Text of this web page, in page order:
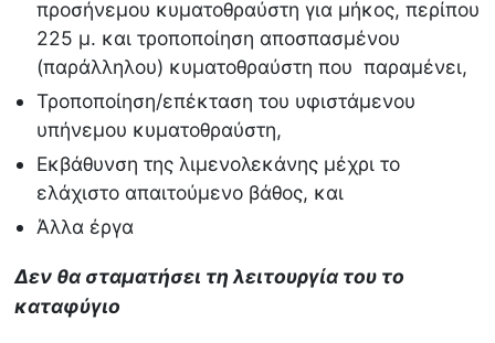
προσήνεμου κυματοθραύστη για μήκος, περίπου
225 μ. και τροποποίηση αποσπασμένου
(παράλληλου) κυματοθραύστη που παραμένει,
Τροποποίηση/επέκταση του υφιστάμενου
υπήνεμου κυματοθραύστη,
Εκβάθυνση της λιμενολεκάνης μέχρι το
ελάχιστο απαιτούμενο βάθος, και
Άλλα έργα
Δεν θα σταματήσει τη λειτουργία του το
καταφύγιο